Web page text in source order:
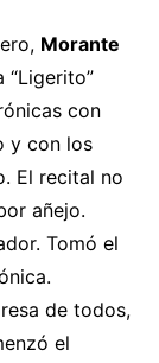
Morante
con
y con los
El recital no
añejo.
Tomó el
de todos,
el